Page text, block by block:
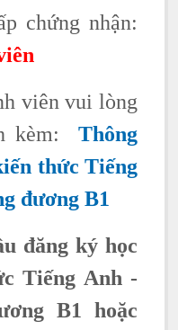
chứng nhận:
viên vui lòng
kèm: Thông
thức Tiếng
đương B1
đăng ký học
Tiếng Anh -
B1 hoặc